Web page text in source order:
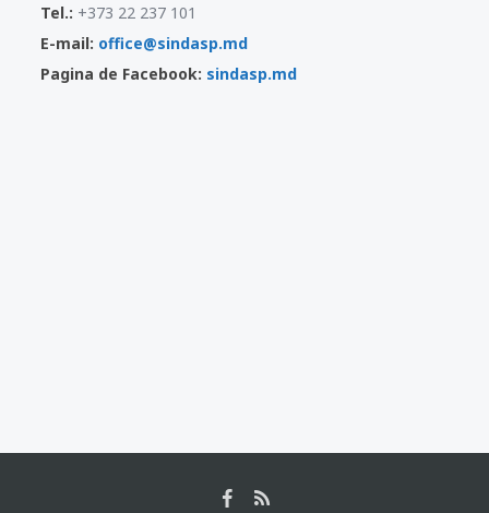
Tel.: +373 22 237 101
E-mail: office@sindasp.md
Pagina de Facebook: sindasp.md